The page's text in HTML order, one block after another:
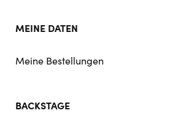
MEINE DATEN
Meine Bestellungen
BACKSTAGE